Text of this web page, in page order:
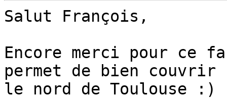
Salut François,
Encore merci pour ce
permet de bien couvrir
le nord de Toulouse :)